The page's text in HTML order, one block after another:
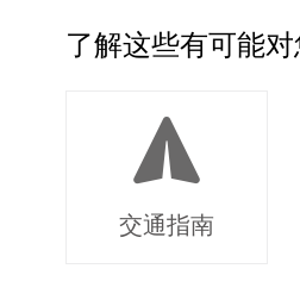
了解这些有可能
交通指南